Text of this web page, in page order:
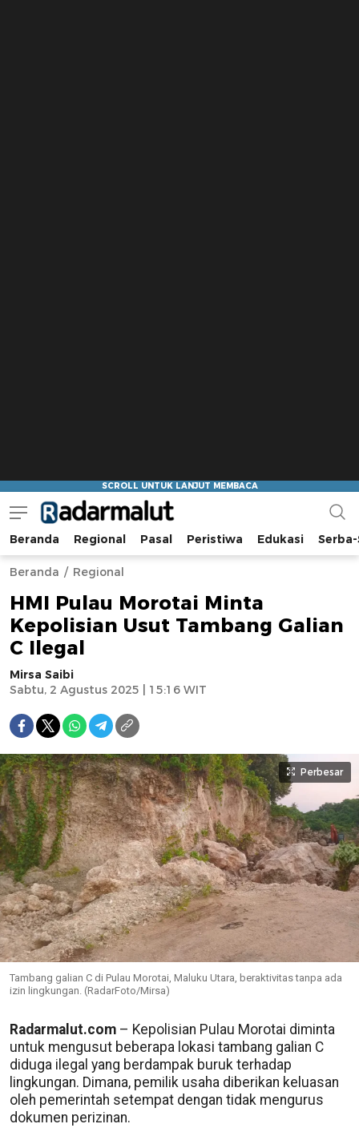
Radar Malut
Bacaan Nyindir
Beranda Regional Pasal Peristiwa Edukasi
Beranda Regional
HMI Pulau Morotai Minta
Kepolisian Usut Tambang Galian
C Ilegal
Mirsa Saibi
Sabtu, 2 Agustus 2025 | 15:16 WIT
Perbesar
Tambang galian C di Pulau Morotai, Maluku Utara, beraktivitas tanpa ada
izin lingkungan. (RadarFoto/Mirsa)
Radarmalut.com – Kepolisian Pulau Morotai diminta
untuk mengusut beberapa lokasi tambang galian C
diduga ilegal yang berdampak buruk terhadap
lingkungan. Dimana, pemilik usaha diberikan keluasan
oleh pemerintah setempat dengan tidak mengurus
dokumen perizinan.